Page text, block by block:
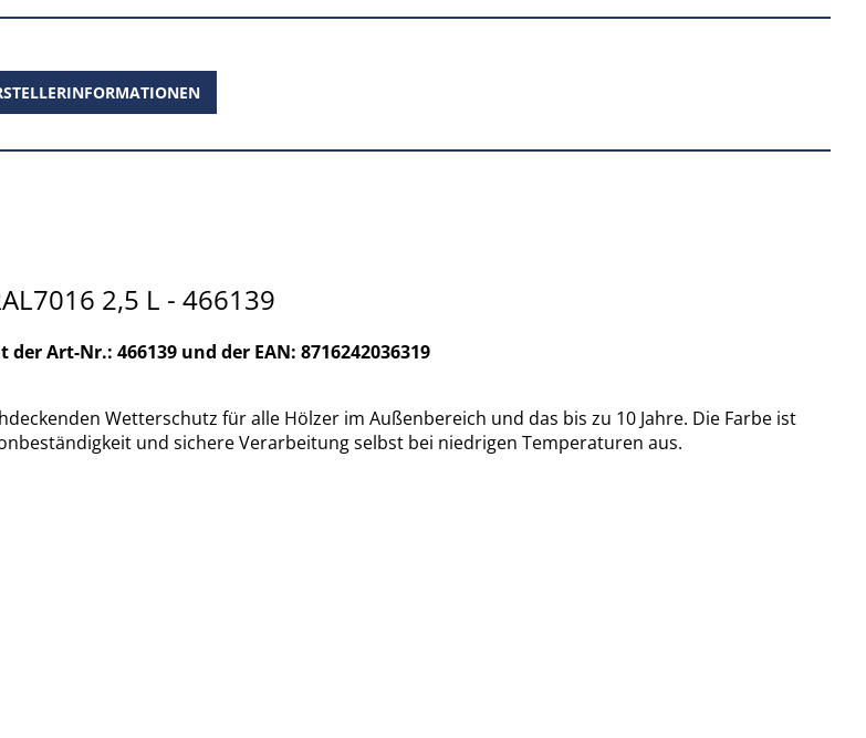
2,5 L - 466139
der Art-Nr.: 466139 und der EAN: 8716242036319
Wetterschutz für alle Hölzer im Außenbereich und das bis zu 10 Jahre. Die Farbe ist
und sichere Verarbeitung selbst bei niedrigen Temperaturen aus.